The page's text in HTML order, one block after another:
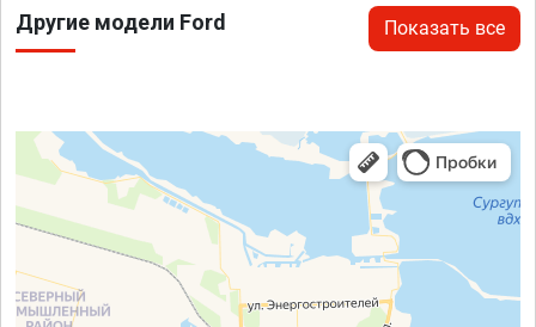
Другие модели Ford Показать все